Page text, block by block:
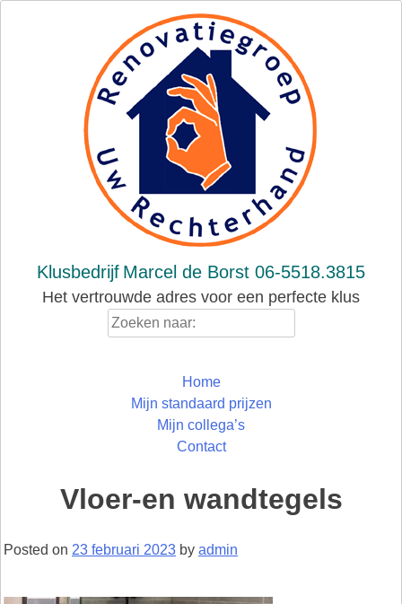
Klusbedrijf Marcel de Borst 06-5518.3815
Het vertrouwde adres voor een perfecte klus
Home
Mijn standaard prijzen
Mijn collega’s
Contact
Vloer-en wandtegels
Posted on 23 februari 2023 by admin